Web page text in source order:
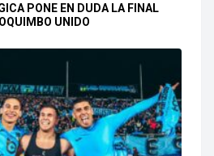
PONE EN DUDA LA FINAL
UNIDO